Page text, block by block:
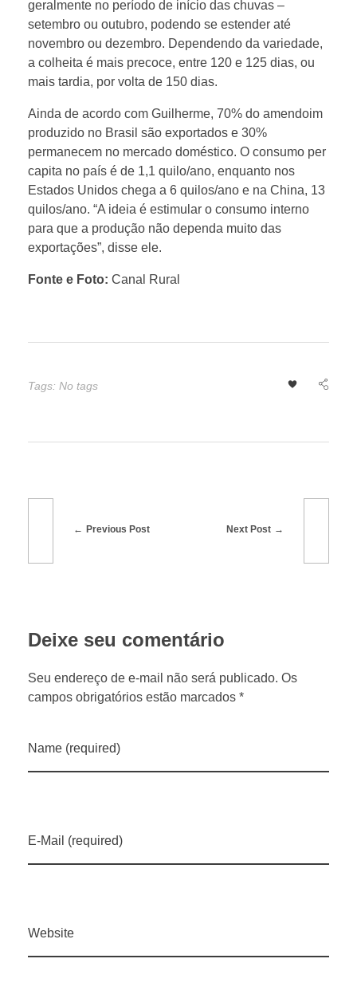
e
s
e
r
t
i
a
d
geralmente no período de início das chuvas –
setembro ou outubro, podendo se estender até
novembro ou dezembro. Dependendo da variedade,
a colheita é mais precoce, entre 120 e 125 dias, ou
mais tardia, por volta de 150 dias.
Ainda de acordo com Guilherme, 70% do amendoim
produzido no Brasil são exportados e 30%
permanecem no mercado doméstico. O consumo per
capita no país é de 1,1 quilo/ano, enquanto nos
Estados Unidos chega a 6 quilos/ano e na China, 13
quilos/ano. “A ideia é estimular o consumo interno
para que a produção não dependa muito das
exportações”, disse ele.
Fonte e Foto: Canal Rural
Tags: No tags
Previous Post Next Post
Deixe seu comentário
Seu endereço de e-mail não será publicado. Os
campos obrigatórios estão marcados *
Name (required)
E-Mail (required)
Website